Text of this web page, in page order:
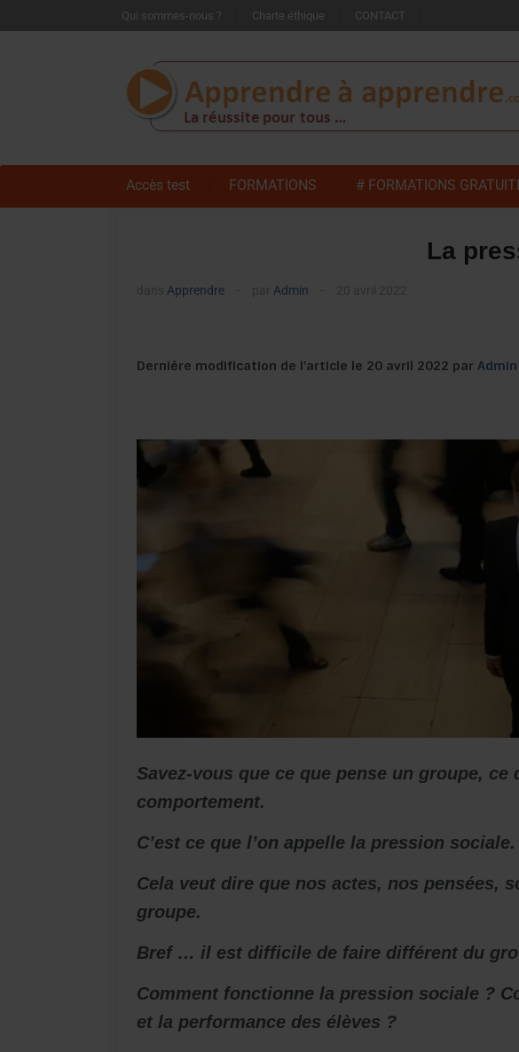
Qui sommes-nous ? Charte éthique CONTACT
Accès test FORMATIONS # FORMATIONS
La
Apprendre Admin
Dernière modification de l’article le 20 avril 2022 par Admin
Savez-vous que ce que pense un groupe,
comportement.
C’est ce que l’on appelle la pression sociale.
Cela veut dire que nos actes, nos pensées,
groupe.
Bref … il est difficile de faire différent du
Comment fonctionne la pression sociale ?
et la performance des élèves ?